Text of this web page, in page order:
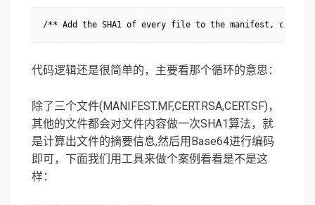
代码逻辑还是很简单的，主要看那个循环的意思：
除了三个文件(MANIFEST.MF,CERT.RSA,CERT.SF)，
其他的文件都会对文件内容做一次SHA1算法，就
是计算出文件的摘要信息,然后用Base64进行编码
即可，下面我们用工具来做个案例看看是不是这
样：